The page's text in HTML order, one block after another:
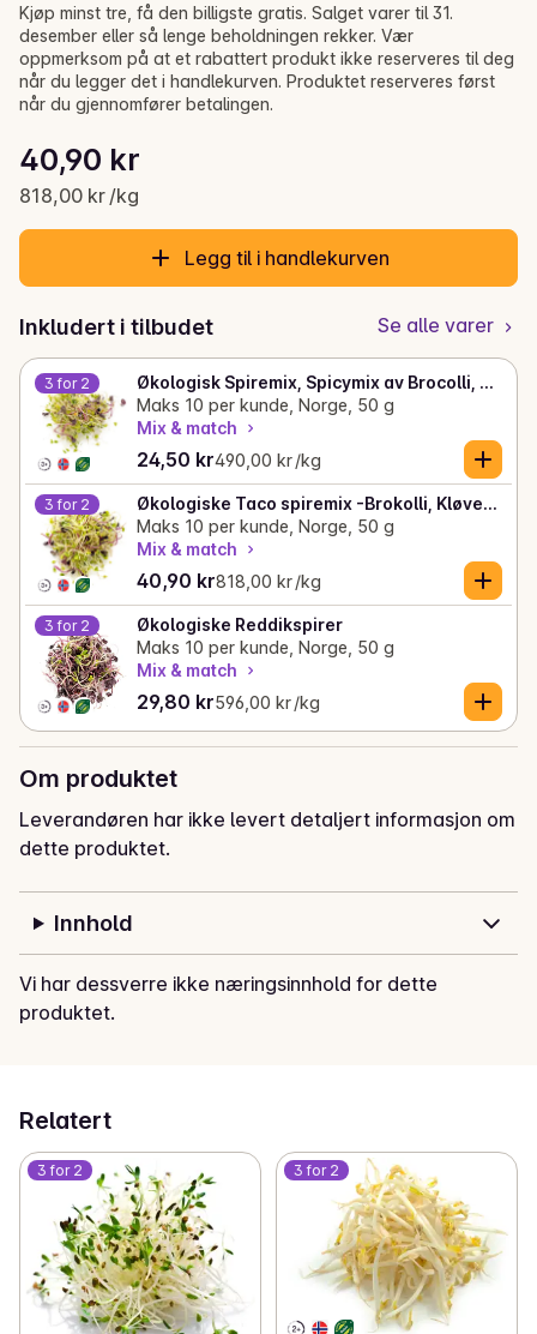
Gjeldende pris er: 40,90 kr
40,90 kr
818,00 kr /kg
Stykkpris: 818,00 kr /kg
Kjøp minst tre, få den billigste gratis. Salget varer til 31.
desember eller så lenge beholdningen rekker. Vær
oppmerksom på at et rabattert produkt ikke reserveres til deg
når du legger det i handlekurven. Produktet reserveres først
når du gjennomfører betalingen.
Legg til i handlekurven
Inkludert i tilbudet Se alle varer
3 for 2
Økologisk Spiremix, Spicymix av Brocolli, Reddik, Kløver
Maks 10 per kunde, Norge, 50 g
Mix & match
24,50 kr
Gjeldende pris er: 24,50 kr
490,00 kr /kg
Stykkpris: 490,00 kr /kg
3 for 2
Økologiske Taco spiremix -Brokolli, Kløver, Mungbønner
Maks 10 per kunde, Norge, 50 g
Mix & match
40,90 kr
Gjeldende pris er: 40,90 kr
818,00 kr /kg
Stykkpris: 818,00 kr /kg
3 for 2
Økologiske Reddikspirer
Maks 10 per kunde, Norge, 50 g
Mix & match
29,80 kr
Gjeldende pris er: 29,80 kr
596,00 kr /kg
Stykkpris: 596,00 kr /kg
Om produktet
Leverandøren har ikke levert detaljert informasjon om
dette produktet.
Innhold
Vi har dessverre ikke næringsinnhold for dette
produktet.
Relatert
3 for 2 3 for 2